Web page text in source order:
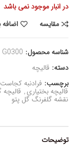
در انبار موجود نمی باشد
مقایسه
اضافه
شناسه محصول: G0300
دسته: قالیچه
برچسب: فرادنبه
قالیچه بختیاری,
نقشه گلفرنگ گل پتو
توضیحات